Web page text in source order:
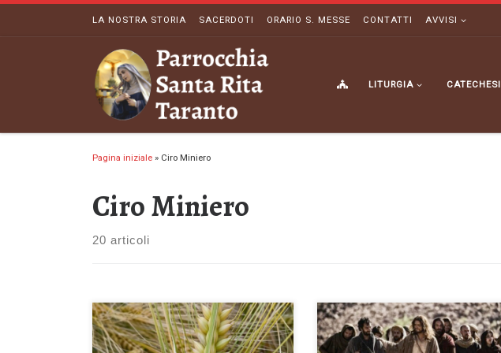
Passa al contenutoLA NOSTRA STORIA SACERDOTI ORARIO S. MESSE CONTATTI AVVISI
LITURGIA CATECHESI
Pagina iniziale » Ciro Miniero
Ciro Miniero
20 articoli
Domenica 19 Luglio 2026 – 16^ del
Tempo Ordinario Lasciate che l’una e
Domenica 14 Giugno 2026 Chiamati
a sè i suoi dodici apostoli, li mandò